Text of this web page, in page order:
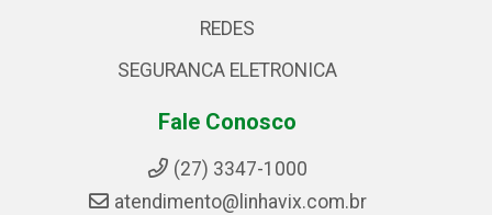
REDES
SEGURANCA ELETRONICA
Fale Conosco
(27) 3347-1000
atendimento@linhavix.com.br